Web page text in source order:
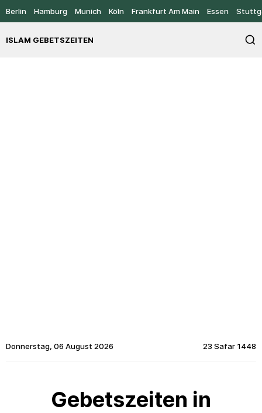
Berlin Hamburg Munich Köln Frankfurt Am Main Essen
ISLAM GEBETSZEITEN
Donnerstag, 06 August 2026 23 Safar 1448
Gebetszeiten in